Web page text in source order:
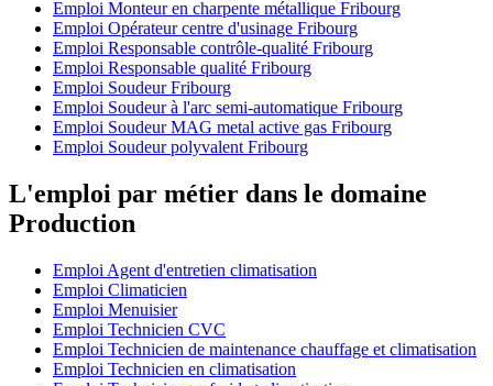
Emploi Monteur en charpente métallique Fribourg
Emploi Opérateur centre d'usinage Fribourg
Emploi Responsable contrôle-qualité Fribourg
Emploi Responsable qualité Fribourg
Emploi Soudeur Fribourg
Emploi Soudeur à l'arc semi-automatique Fribourg
Emploi Soudeur MAG metal active gas Fribourg
Emploi Soudeur polyvalent Fribourg
L'emploi par métier dans le domaine
Production
Emploi Agent d'entretien climatisation
Emploi Climaticien
Emploi Menuisier
Emploi Technicien CVC
Emploi Technicien de maintenance chauffage et climatisation
Emploi Technicien en climatisation